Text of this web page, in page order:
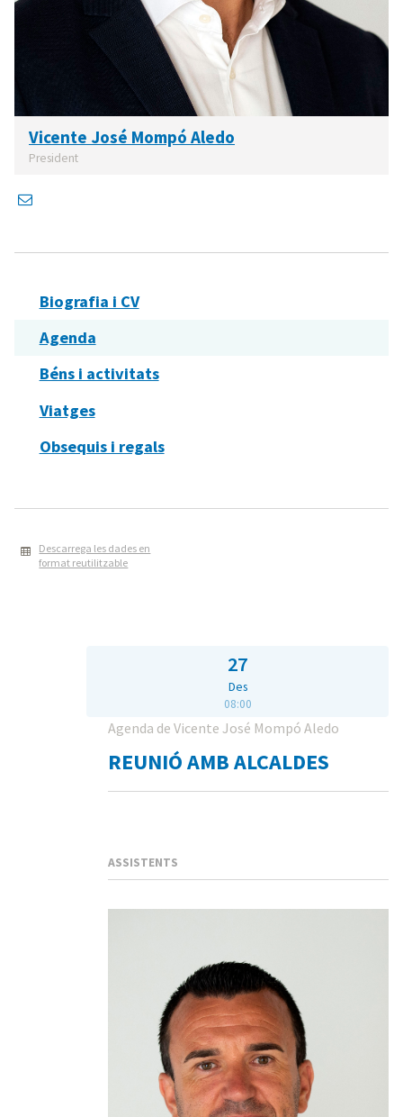
Vicente José Mompó Aledo
President
Biografia i CV
Agenda
Béns i activitats
Viatges
Obsequis i regals
Descarrega les dades en
format reutilitzable
27
Des
08:00
Agenda de Vicente José Mompó Aledo
REUNIÓ AMB ALCALDES
ASSISTENTS